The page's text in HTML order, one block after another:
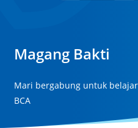
Magang Bakti
Mari bergabung untuk
BCA